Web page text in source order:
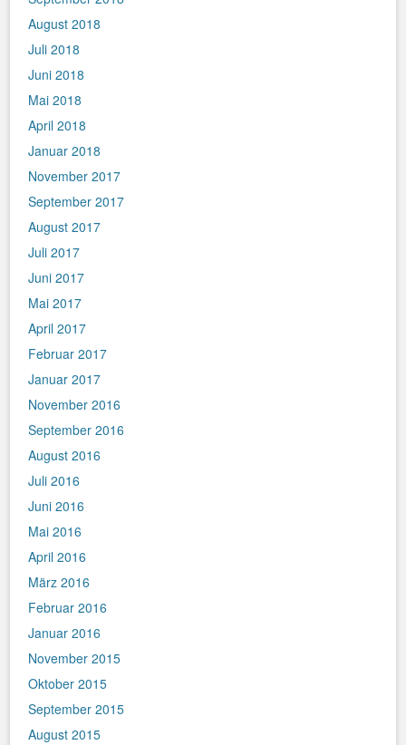
August 2018
Juli 2018
Juni 2018
Mai 2018
April 2018
Januar 2018
November 2017
September 2017
August 2017
Juli 2017
Juni 2017
Mai 2017
April 2017
Februar 2017
Januar 2017
November 2016
September 2016
August 2016
Juli 2016
Juni 2016
Mai 2016
April 2016
März 2016
Februar 2016
Januar 2016
November 2015
Oktober 2015
September 2015
August 2015